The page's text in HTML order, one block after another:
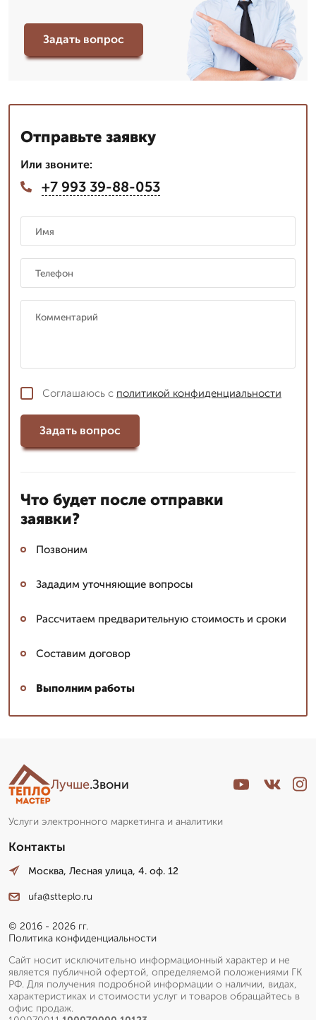
Задать вопрос
Отправьте заявку
Или звоните:
+7 993 39-88-053
Соглашаюсь с политикой конфиденциальности
Задать вопрос
Что будет после отправки
заявки?
Позвоним
Зададим уточняющие вопросы
Рассчитаем предварительную стоимость и сроки
Составим договор
Выполним работы
Лучше.Звони
Услуги электронного маркетинга и аналитики
Контакты
Москва, Лесная улица, 4. оф. 12
ufa@stteplo.ru
© 2016 - 2026 гг.
Политика конфиденциальности
Сайт носит исключительно информационный характер и не
является публичной офертой, определяемой положениями ГК
РФ. Для получения подробной информации о наличии, видах,
характеристиках и стоимости услуг и товаров обращайтесь в
офис продаж.